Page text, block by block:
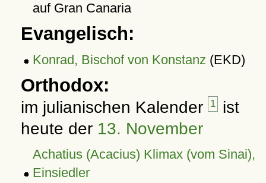
auf Gran Canaria
Evangelisch:
Konrad, Bischof von Konstanz (EKD)
Orthodox:
im julianischen Kalender 1 ist
heute der 13. November
Achatius (Acacius) Klimax (vom Sinai),
Einsiedler